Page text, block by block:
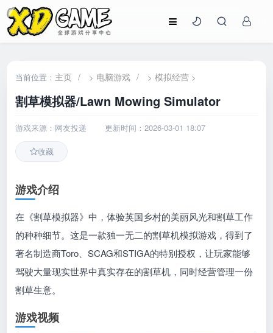
当前位置： 主页 / > 电脑游戏 / >模拟经营 >
割草模拟器/Lawn Mowing Simulator
游戏来源：网友投递 更新时间：2026-03-01 18:07
收藏
游戏介绍
在《割草模拟器》中，体验英国乡村的美丽风光和割草工作
的种种细节。这是一款独一无二的割草机模拟游戏，得到了
著名制造商Toro、SCAG和STIGA的特别授权，让玩家能够
驾驶大量现实世界中真实存在的割草机，同时经营管理一份
割草生意。
游戏视频